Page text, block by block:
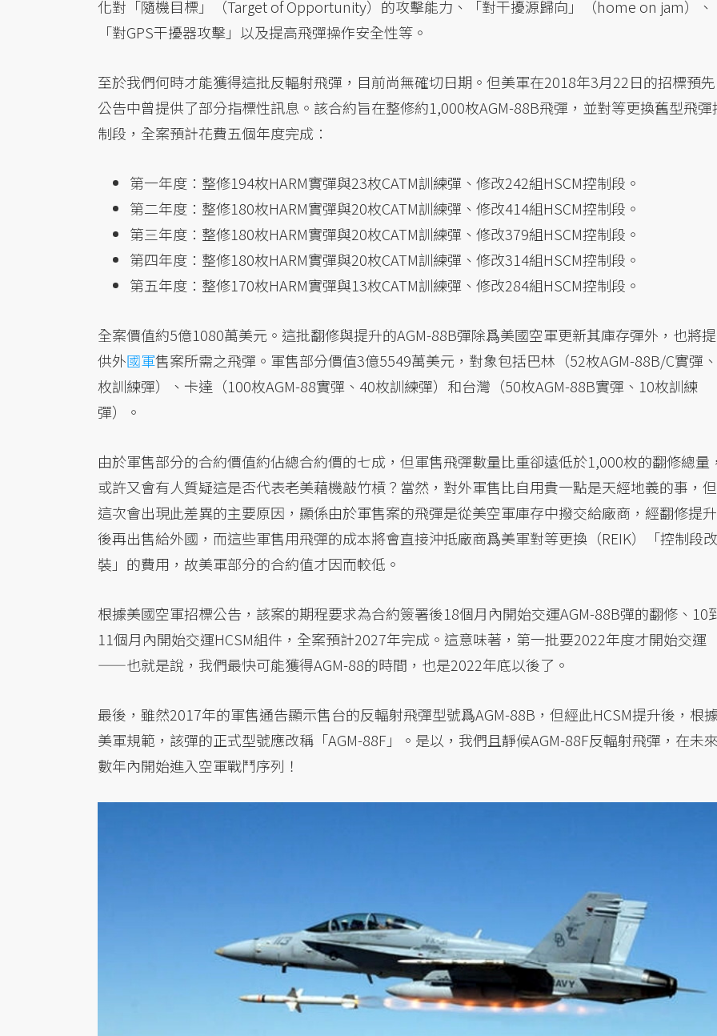
化對「隨機目標」（Target of Opportunity）的攻擊能力、「對干擾源歸向」（home on jam）、
「對GPS干擾器攻擊」以及提高飛彈操作安全性等。
至於我們何時才能獲得這批反輻射飛彈，目前尚無確切日期。但美軍在2018年3月22日的招標預先
公告中曾提供了部分指標性訊息。該合約旨在整修約1,000枚AGM-88B飛彈，並對等更換舊型飛彈
制段，全案預計花費五個年度完成：
第一年度：整修194枚HARM實彈與23枚CATM訓練彈、修改242組HSCM控制段。
第二年度：整修180枚HARM實彈與20枚CATM訓練彈、修改414組HSCM控制段。
第三年度：整修180枚HARM實彈與20枚CATM訓練彈、修改379組HSCM控制段。
第四年度：整修180枚HARM實彈與20枚CATM訓練彈、修改314組HSCM控制段。
第五年度：整修170枚HARM實彈與13枚CATM訓練彈、修改284組HSCM控制段。
全案價值約5億1080萬美元。這批翻修與提升的AGM-88B彈除爲美國空軍更新其庫存彈外，也將提
供外國軍售案所需之飛彈。軍售部分價值3億5549萬美元，對象包括巴林（52枚AGM-88B/C實彈
枚訓練彈）、卡達（100枚AGM-88實彈、40枚訓練彈）和台灣（50枚AGM-88B實彈、10枚訓練
彈）。
由於軍售部分的合約價值約佔總合約價的七成，但軍售飛彈數量比重卻遠低於1,000枚的翻修總量
或許又會有人質疑這是否代表老美藉機敲竹槓？當然，對外軍售比自用貴一點是天經地義的事，但
這次會出現此差異的主要原因，顯係由於軍售案的飛彈是從美空軍庫存中撥交給廠商，經翻修提升
後再出售給外國，而這些軍售用飛彈的成本將會直接沖抵廠商爲美軍對等更換（REIK）「控制段改
裝」的費用，故美軍部分的合約值才因而較低。
根據美國空軍招標公告，該案的期程要求為合約簽署後18個月內開始交運AGM-88B彈的翻修、10
11個月內開始交運HCSM組件，全案預計2027年完成。這意味著，第一批要2022年度才開始交運
——也就是說，我們最快可能獲得AGM-88的時間，也是2022年底以後了。
最後，雖然2017年的軍售通告顯示售台的反輻射飛彈型號爲AGM-88B，但經此HCSM提升後，根
美軍規範，該彈的正式型號應改稱「AGM-88F」。是以，我們且靜候AGM-88F反輻射飛彈，在未
數年內開始進入空軍戰鬥序列！